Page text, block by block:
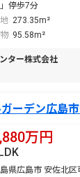
停歩7分
273.35m²
95.58m²
ター株式会社
ーデン広島
万円
県広島市 安佐北区